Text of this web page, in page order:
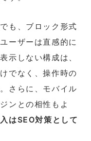
も、ブロック形式
ーザーは直感的に
示しない構成は、
でなく、操作時の
さらに、モバイル
ンとの相性もよ
はSEO対策として